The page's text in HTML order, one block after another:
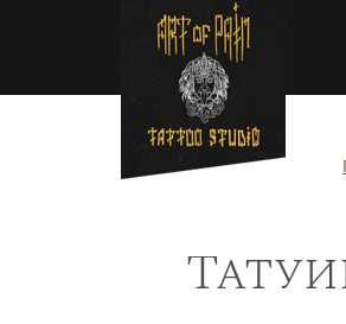
Перейти к основному
Строка